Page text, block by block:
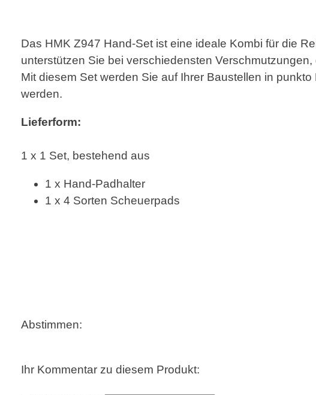
Das HMK Z947 Hand-Set ist eine ideale Kombi für die
unterstützen Sie bei verschiedensten
Mit diesem Set werden Sie auf Ihrer Baustellen in
werden.
Lieferform:
1 x 1 Set, bestehend aus
1 x Hand-Padhalter
1 x 4 Sorten Scheuerpads
Abstimmen:
Ihr Kommentar zu diesem Produkt: